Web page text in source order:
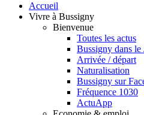
Accueil
Vivre à Bussigny
Bienvenue
Toutes les actus
Bussigny dans
Arrivée / départ
Naturalisation
Bussigny sur
Fréquence 1030
ActuApp